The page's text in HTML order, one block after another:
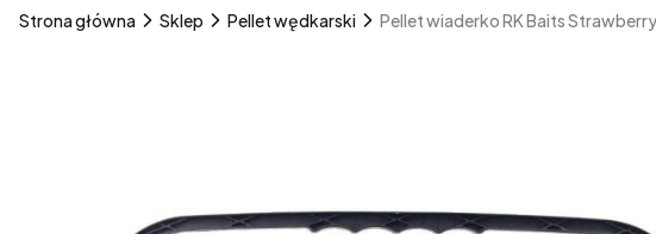
Strona główna Sklep Pellet wędkarski Pellet wiaderko RK Baits